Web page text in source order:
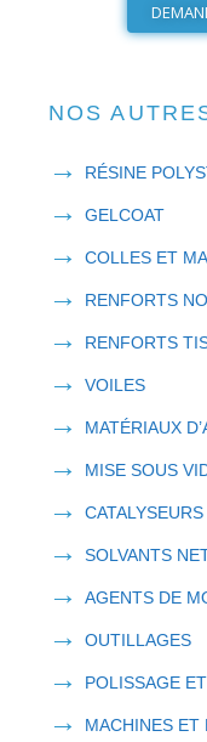
NOS
→ RÉSINE
→ GELCOAT
→ COLLES ET
→ RENFORTS
→ RENFORTS
→ VOILES
→ MATÉRIAUX
→ MISE SOUS
→
→ SOLVANTS
→ AGENTS DE
→ OUTILLAGES
→ POLISSAGE
→ MACHINES ET